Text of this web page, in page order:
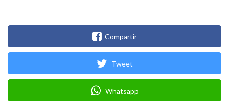
Compartir
Tweet
Whatsapp